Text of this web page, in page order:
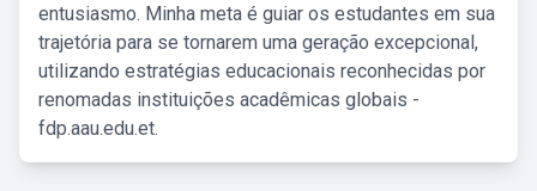
entusiasmo. Minha meta é guiar os estudantes em sua
trajetória para se tornarem uma geração excepcional,
utilizando estratégias educacionais reconhecidas por
renomadas instituições acadêmicas globais -
fdp.aau.edu.et.